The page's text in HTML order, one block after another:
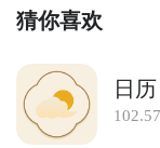
猜你喜欢
日历